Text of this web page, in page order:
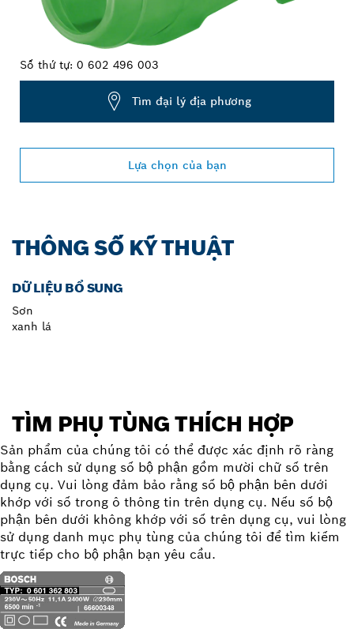
Số thứ tự: 0 602 496 003
Tìm đại lý địa phương
Lựa chọn của bạn
THÔNG SỐ KỸ THUẬT
DỮ LIỆU BỔ SUNG
Sơn
xanh lá
TÌM PHỤ TÙNG THÍCH HỢP
Sản phẩm của chúng tôi có thể được xác định rõ ràng
bằng cách sử dụng số bộ phận gồm mười chữ số trên
dụng cụ. Vui lòng đảm bảo rằng số bộ phận bên dưới
khớp với số trong ô thông tin trên dụng cụ. Nếu số bộ
phận bên dưới không khớp với số trên dụng cụ, vui lòng
sử dụng danh mục phụ tùng của chúng tôi để tìm kiếm
trực tiếp cho bộ phận bạn yêu cầu.